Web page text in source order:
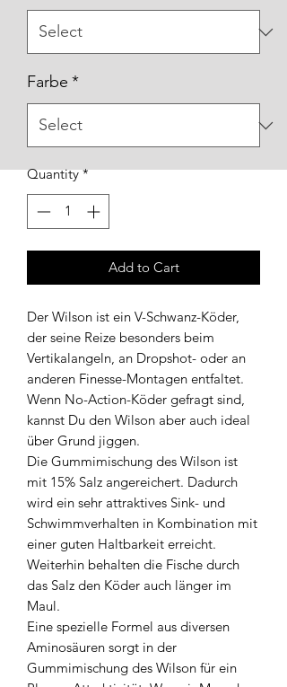
Farbe *
Quantity *
Add to Cart
Der Wilson ist ein V-Schwanz-Köder,
der seine Reize besonders beim
Vertikalangeln, an Dropshot- oder an
anderen Finesse-Montagen entfaltet.
Wenn No-Action-Köder gefragt sind,
kannst Du den Wilson aber auch ideal
über Grund jiggen.
Die Gummimischung des Wilson ist
mit 15% Salz angereichert. Dadurch
wird ein sehr attraktives Sink- und
Schwimmverhalten in Kombination mit
einer guten Haltbarkeit erreicht.
Weiterhin behalten die Fische durch
das Salz den Köder auch länger im
Maul.
Eine spezielle Formel aus diversen
Aminosäuren sorgt in der
Gummimischung des Wilson für ein